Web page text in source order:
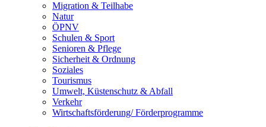
Migration & Teilhabe
Natur
ÖPNV
Schulen & Sport
Senioren & Pflege
Sicherheit & Ordnung
Soziales
Tourismus
Umwelt, Küstenschutz & Abfall
Verkehr
Wirtschaftsförderung/ Förderprogramme